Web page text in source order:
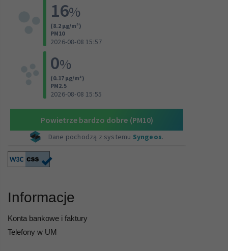
Informacje
Konta bankowe i faktury
Telefony w UM